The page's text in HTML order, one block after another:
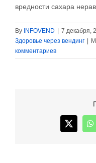
вредности сахара
By INFOVEND 7 декабря,
Здоровье через вендинг
комментариев
X